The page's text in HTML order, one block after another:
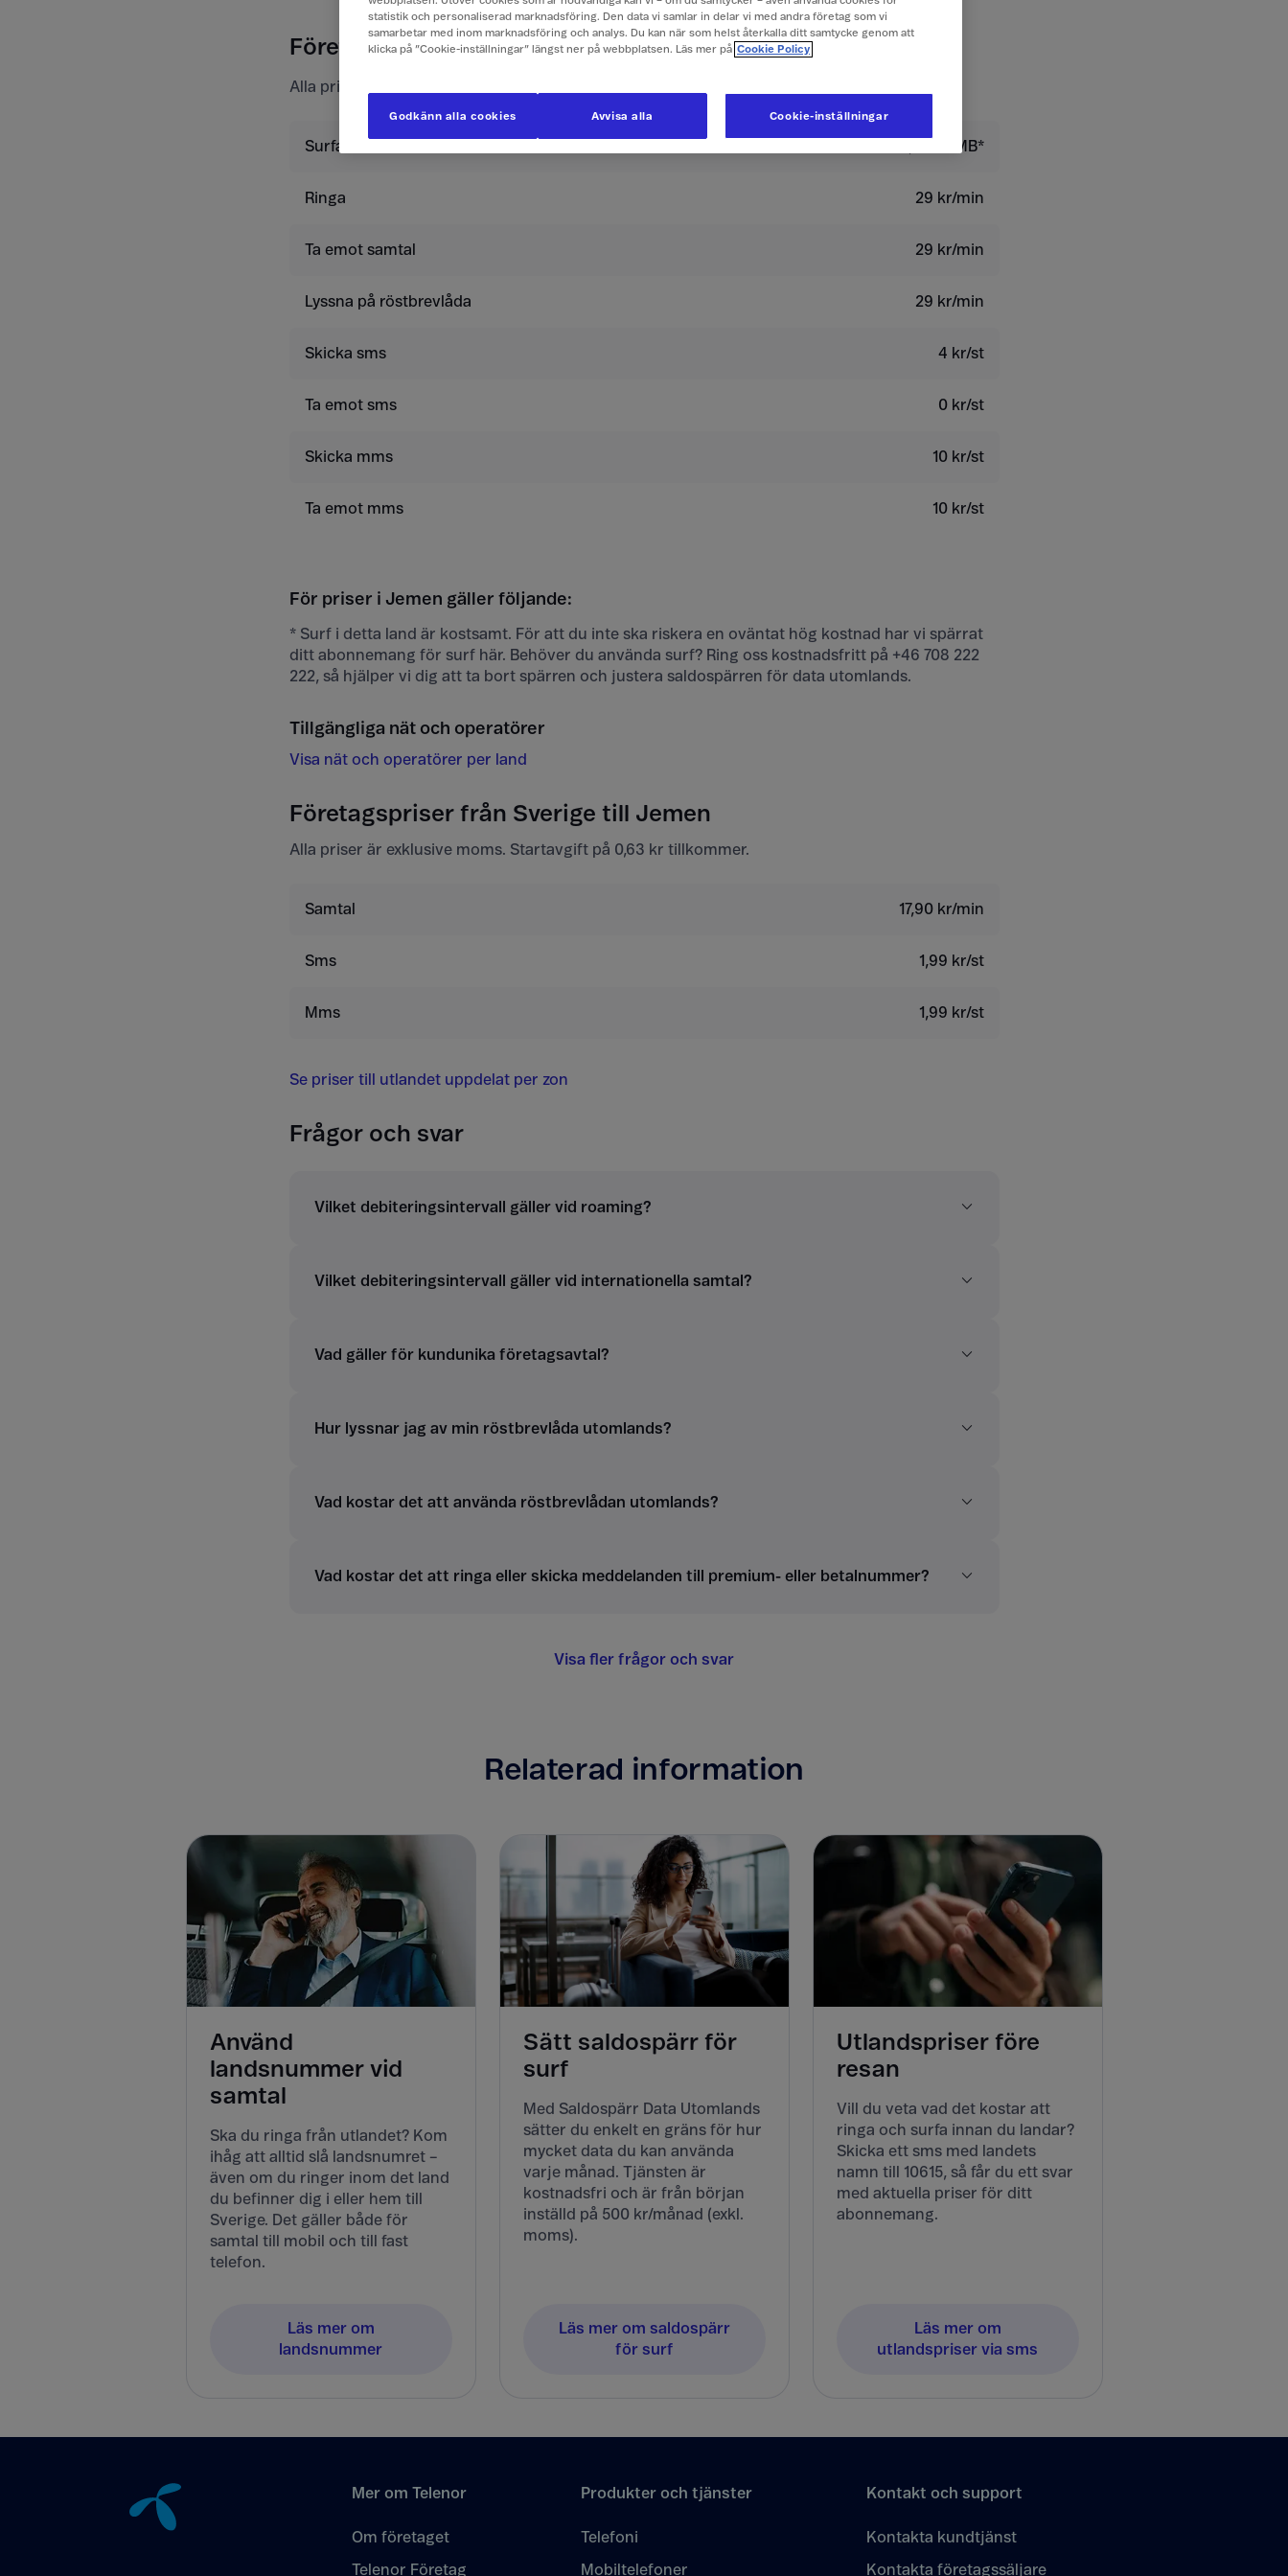
Företagspriser i Jemen
Alla priser är exklusive moms.
Surfa 159,20 kr/MB*
Ringa 29 kr/min
Ta emot samtal 29 kr/min
Lyssna på röstbrevlåda 29 kr/min
Skicka sms 4 kr/st
Ta emot sms 0 kr/st
Skicka mms 10 kr/st
Ta emot mms 10 kr/st
För priser i Jemen gäller följande:
* Surf i detta land är kostsamt. För att du inte ska riskera en oväntat hög kostnad har vi spärrat
ditt abonnemang för surf här. Behöver du använda surf? Ring oss kostnadsfritt på +46 708 222
222, så hjälper vi dig att ta bort spärren och justera saldospärren för data utomlands.
Tillgängliga nät och operatörer
Visa nät och operatörer per land
Företagspriser från Sverige till Jemen
Alla priser är exklusive moms. Startavgift på 0,63 kr tillkommer.
Samtal 17,90 kr/min
Sms 1,99 kr/st
Mms 1,99 kr/st
Se priser till utlandet uppdelat per zon
Frågor och svar
Vilket debiteringsintervall gäller vid roaming?
Vilket debiteringsintervall gäller vid internationella samtal?
Vad gäller för kundunika företagsavtal?
Hur lyssnar jag av min röstbrevlåda utomlands?
Vad kostar det att använda röstbrevlådan utomlands?
Vad kostar det att ringa eller skicka meddelanden till premium- eller betalnummer?
Visa fler frågor och svar
Relaterad information
Använd
landsnummer vid
samtal
Ska du ringa från utlandet? Kom
ihåg att alltid slå landsnumret –
även om du ringer inom det land
du befinner dig i eller hem till
Sverige. Det gäller både för
samtal till mobil och till fast
telefon.
Läs mer om
landsnummer
Sätt saldospärr för
surf
Med Saldospärr Data Utomlands
sätter du enkelt en gräns för hur
mycket data du kan använda
varje månad. Tjänsten är
kostnadsfri och är från början
inställd på 500 kr/månad (exkl.
moms).
Läs mer om saldospärr
för surf
Utlandspriser före
resan
Vill du veta vad det kostar att
ringa och surfa innan du landar?
Skicka ett sms med landets
namn till 10615, så får du ett svar
med aktuella priser för ditt
abonnemang.
Läs mer om
utlandspriser via sms
Mer om Telenor
Om företaget
Telenor Företag
Produkter och tjänster
Telefoni
Mobiltelefoner
Kontakt och support
Kontakta kundtjänst
Kontakta företagssäljare
statistik och personaliserad marknadsföring. Den data vi samlar in delar vi med andra företag som vi
samarbetar med inom marknadsföring och analys. Du kan när som helst återkalla ditt samtycke genom att
klicka på ”Cookie-inställningar” längst ner på webbplatsen. Läs mer på Cookie Policy
Cookie-inställningar
Avvisa alla
Godkänn alla cookies